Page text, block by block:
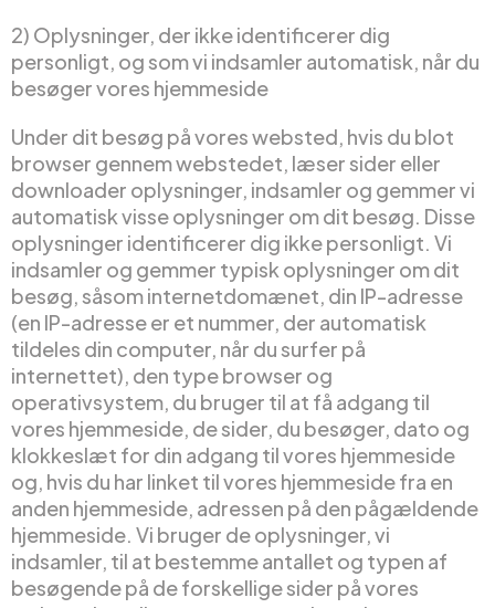
2) Oplysninger, der ikke identificerer dig
personligt, og som vi indsamler automatisk, når du
besøger vores hjemmeside
Under dit besøg på vores websted, hvis du blot
browser gennem webstedet, læser sider eller
downloader oplysninger, indsamler og gemmer vi
automatisk visse oplysninger om dit besøg. Disse
oplysninger identificerer dig ikke personligt. Vi
indsamler og gemmer typisk oplysninger om dit
besøg, såsom internetdomænet, din IP-adresse
(en IP-adresse er et nummer, der automatisk
tildeles din computer, når du surfer på
internettet), den type browser og
operativsystem, du bruger til at få adgang til
vores hjemmeside, de sider, du besøger, dato og
klokkeslæt for din adgang til vores hjemmeside
og, hvis du har linket til vores hjemmeside fra en
anden hjemmeside, adressen på den pågældende
hjemmeside. Vi bruger de oplysninger, vi
indsamler, til at bestemme antallet og typen af
besøgende på de forskellige sider på vores